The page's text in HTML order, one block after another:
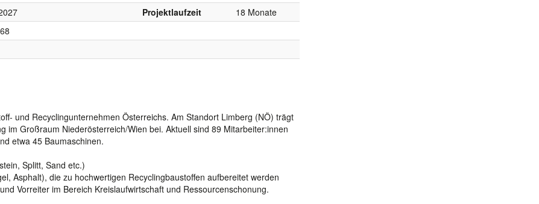
Projektlaufzeit
18 Monate
und Recyclingunternehmen Österreichs. Am Standort Limberg (NÖ) trägt
im Großraum Niederösterreich/Wien bei. Aktuell sind 89 Mitarbeiter:innen
etwa 45 Baumaschinen.
Splitt, Sand etc.)
Asphalt), die zu hochwertigen Recyclingbaustoffen aufbereitet werden
Vorreiter im Bereich Kreislaufwirtschaft und Ressourcenschonung.